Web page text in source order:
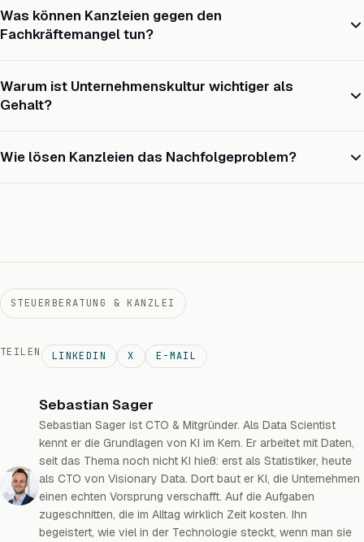
Was können Kanzleien gegen den
Fachkräftemangel tun?
Warum ist Unternehmenskultur wichtiger als
Gehalt?
Wie lösen Kanzleien das Nachfolgeproblem?
STEUERBERATUNG & KANZLEI
TEILEN LINKEDIN X E-MAIL
Sebastian Sager
Sebastian Sager ist CTO & Mitgründer. Als Data Scientist
kennt er die Grundlagen von KI im Kern. Er arbeitet mit Daten,
seit das Thema noch nicht KI hieß: erst als Statistiker, heute
als CTO von Visionary Data. Dort baut er KI, die Unternehmen
einen echten Vorsprung verschafft. Auf die Aufgaben
zugeschnitten, die im Alltag wirklich Zeit kosten. Ihn
begeistert, wie viel in der Technologie steckt, wenn man sie